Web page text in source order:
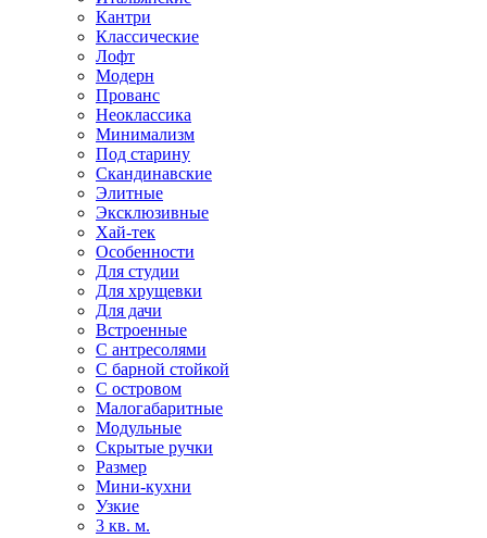
Кантри
Классические
Лофт
Модерн
Прованс
Неоклассика
Минимализм
Под старину
Скандинавские
Элитные
Эксклюзивные
Хай-тек
Особенности
Для студии
Для хрущевки
Для дачи
Встроенные
С антресолями
С барной стойкой
С островом
Малогабаритные
Модульные
Скрытые ручки
Размер
Мини-кухни
Узкие
3 кв. м.